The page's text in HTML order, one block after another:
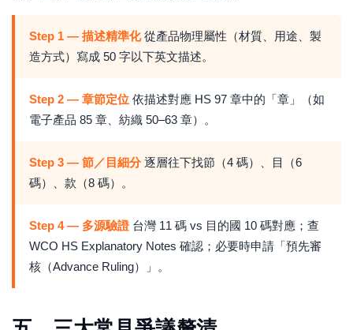
Step 1 — 描述精準化從產品物理屬性（材質、用途、製
造方式）寫成 50 字以下英文描述。
Step 2 — 章節定位 依描述對應 HS 97 章中的「章」（如
電子產品 85 章、紡織 50–63 章）。
Step 3 — 節／目細分逐層往下找節（4 碼）、目（6
碼）、款（8 碼）。
Step 4 — 多源驗證 台灣 11 碼 vs 目的國 10 碼對應；查
WCO HS Explanatory Notes 確認；必要時申請「預先審
核（Advance Ruling）」。